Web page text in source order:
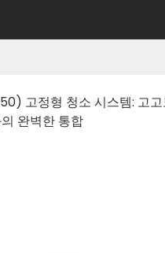
고정형 청소 시스템: 고고
완벽한 통합